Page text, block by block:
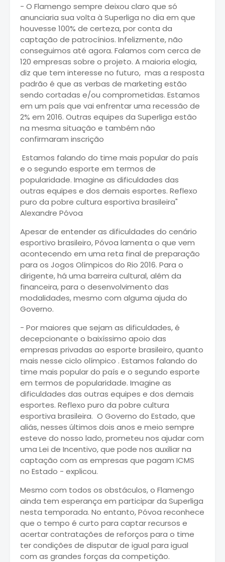
- O Flamengo sempre deixou claro que só
anunciaria sua volta à Superliga no dia em que
houvesse 100% de certeza, por conta da
captação de patrocínios. Infelizmente, não
conseguimos até agora. Falamos com cerca de
120 empresas sobre o projeto. A maioria elogia,
diz que tem interesse no futuro, mas a resposta
padrão é que as verbas de marketing estão
sendo cortadas e/ou comprometidas. Estamos
em um país que vai enfrentar uma recessão de
2% em 2016. Outras equipes da Superliga estão
na mesma situação e também não
confirmaram inscrição
Estamos falando do time mais popular do país
e o segundo esporte em termos de
popularidade. Imagine as dificuldades das
outras equipes e dos demais esportes. Reflexo
puro da pobre cultura esportiva brasileira"
Alexandre Póvoa
Apesar de entender as dificuldades do cenário
esportivo brasileiro, Póvoa lamenta o que vem
acontecendo em uma reta final de preparação
para os Jogos Olímpicos do Rio 2016. Para o
dirigente, há uma barreira cultural, além da
financeira, para o desenvolvimento das
modalidades, mesmo com alguma ajuda do
Governo.
- Por maiores que sejam as dificuldades, é
decepcionante o baixíssimo apoio das
empresas privadas ao esporte brasileiro, quanto
mais nesse ciclo olímpico . Estamos falando do
time mais popular do país e o segundo esporte
em termos de popularidade. Imagine as
dificuldades das outras equipes e dos demais
esportes. Reflexo puro da pobre cultura
esportiva brasileira. O Governo do Estado, que
aliás, nesses últimos dois anos e meio sempre
esteve do nosso lado, prometeu nos ajudar com
uma Lei de Incentivo, que pode nos auxiliar na
captação com as empresas que pagam ICMS
no Estado - explicou.
Mesmo com todos os obstáculos, o Flamengo
ainda tem esperança em participar da Superliga
nesta temporada. No entanto, Póvoa reconhece
que o tempo é curto para captar recursos e
acertar contratações de reforços para o time
ter condições de disputar de igual para igual
com as grandes forças da competição.